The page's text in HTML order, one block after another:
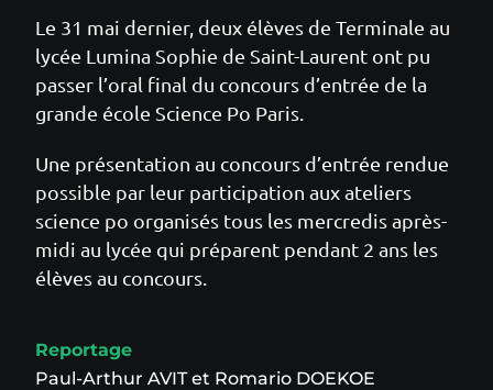
Le 31 mai dernier, deux élèves de Terminale au
lycée Lumina Sophie de Saint-Laurent ont pu
passer l’oral final du concours d’entrée de la
grande école Science Po Paris.
Une présentation au concours d’entrée rendue
possible par leur participation aux ateliers
science po organisés tous les mercredis après-
midi au lycée qui préparent pendant 2 ans les
élèves au concours.
Reportage
Paul-Arthur AVIT et Romario DOEKOE